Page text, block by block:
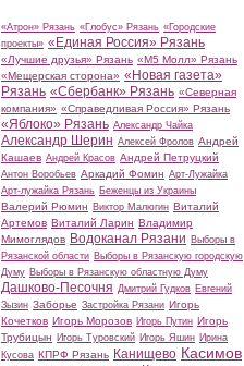
«Атрон» Рязань «Глобус» Рязань «Городские
проекты» «Единая Россия» Рязань
«Лучшие друзья» Рязань «М5 Молл» Рязань
«Мещерская сторона» «Новая газета»
Рязань «Сбербанк» Рязань «Северная
компания» «Справедливая Россия» Рязань
«Яблоко» Рязань Александр Чайка
Александр Шерин Алексей Фролов Андрей
Кашаев Андрей Красов Андрей Петруцкий
Антон Воробьев Аркадий Фомин Арт-Лужайка
Арт-лужайка Рязань Беженцы из Украины
Валерий Рюмин Виктор Малюгин Виталий
Артемов Виталий Ларин Владимир
Мимоглядов Водоканал Рязани Выборы в
Рязанской области Выборы в Рязанскую городскую
Думу Выборы в Рязанскую областную Думу
Дашково-Песочня Дмитрий Гудков Евгений
Зызин Заборье Застройка Рязани Игорь
Кочетков Игорь Морозов Игорь Путин Игорь
Трубицын Игорь Туровский Игорь Яшин Ирина
Кусова КПРФ Рязань Канищево Касимов